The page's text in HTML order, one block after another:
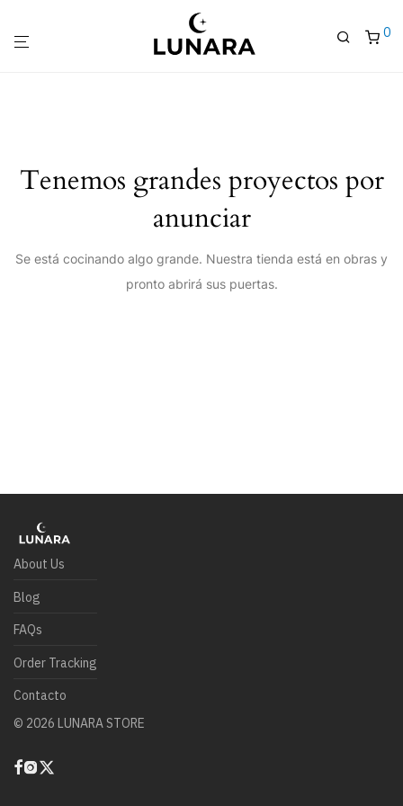
0
Tenemos grandes proyectos por
anunciar
Se está cocinando algo grande. Nuestra tienda está en obras y
pronto abrirá sus puertas.
About Us
Blog
FAQs
Order Tracking
Contacto
© 2026 LUNARA STORE